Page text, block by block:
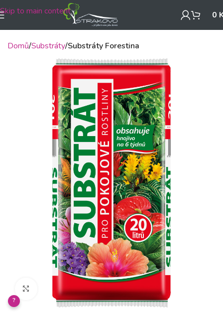
Skip to main content 0
Domů Substráty Substráty Forestina
Klikněte pro zvětšení
?